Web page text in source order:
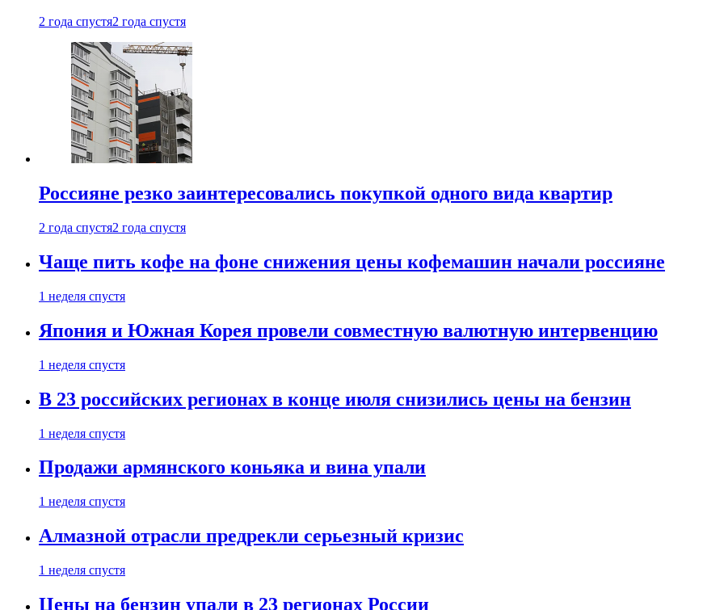
2 года спустя2 года спустя
Россияне резко заинтересовались покупкой одного вида квартир
2 года спустя2 года спустя
Чаще пить кофе на фоне снижения цены кофемашин начали россияне
1 неделя спустя
Япония и Южная Корея провели совместную валютную интервенцию
1 неделя спустя
В 23 российских регионах в конце июля снизились цены на бензин
1 неделя спустя
Продажи армянского коньяка и вина упали
1 неделя спустя
Алмазной отрасли предрекли серьезный кризис
1 неделя спустя
Цены на бензин упали в 23 регионах России